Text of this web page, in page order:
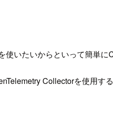
いたいからといって簡単に
Collectorを使用す